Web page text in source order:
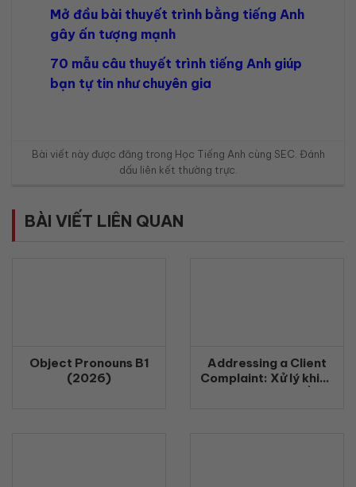
Mở đầu bài thuyết trình bằng tiếng Anh
gây ấn tượng mạnh
70 mẫu câu thuyết trình tiếng Anh giúp
bạn tự tin như chuyên gia
Bài viết này được đăng trong Học Tiếng Anh cùng SEC. Đánh
dấu liên kết thường trực.
BÀI VIẾT LIÊN QUAN
Object Pronouns B1
(2026)
Addressing a Client
Complaint: Xử lý khiếu